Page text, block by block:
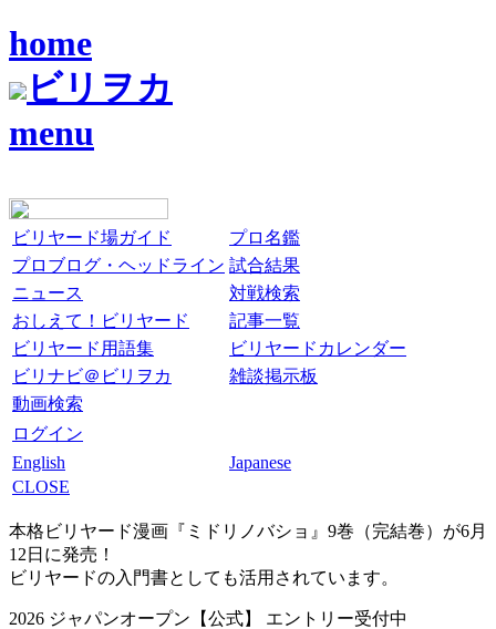
home
ビリヲカ
menu
ビリヤード場ガイド
プロ名鑑
プロブログ・ヘッドライン 試合結果
ニュース
対戦検索
おしえて！ビリヤード
記事一覧
ビリヤード用語集
ビリヤードカレンダー
ビリナビ＠ビリヲカ
雑談掲示板
動画検索
ログイン
English
Japanese
CLOSE
本格ビリヤード漫画『ミドリノバショ』9巻（完結巻）が6月
12日に発売！
ビリヤードの入門書としても活用されています。
2026 ジャパンオープン【公式】 エントリー受付中